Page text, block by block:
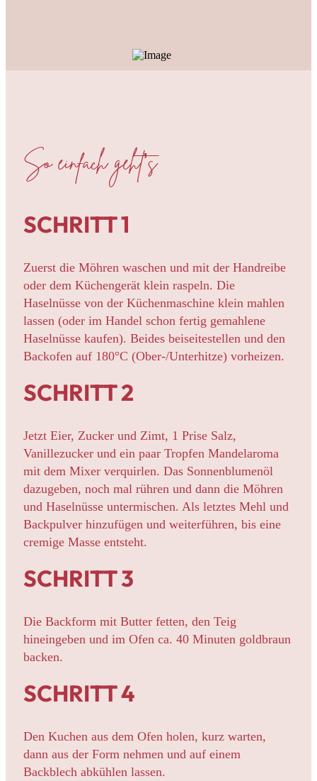
So einfach geht’s
SCHRITT 1
Zuerst die Möhren waschen und mit der Handreibe
oder dem Küchengerät klein raspeln. Die
Haselnüsse von der Küchenmaschine klein mahlen
lassen (oder im Handel schon fertig gemahlene
Haselnüsse kaufen). Beides beiseitestellen und den
Backofen auf 180°C (Ober-/Unterhitze) vorheizen.
SCHRITT 2
Jetzt Eier, Zucker und Zimt, 1 Prise Salz,
Vanillezucker und ein paar Tropfen Mandelaroma
mit dem Mixer verquirlen. Das Sonnenblumenöl
dazugeben, noch mal rühren und dann die Möhren
und Haselnüsse untermischen. Als letztes Mehl und
Backpulver hinzufügen und weiterführen, bis eine
cremige Masse entsteht.
SCHRITT 3
Die Backform mit Butter fetten, den Teig
hineingeben und im Ofen ca. 40 Minuten goldbraun
backen.
SCHRITT 4
Den Kuchen aus dem Ofen holen, kurz warten,
dann aus der Form nehmen und auf einem
Backblech abkühlen lassen.